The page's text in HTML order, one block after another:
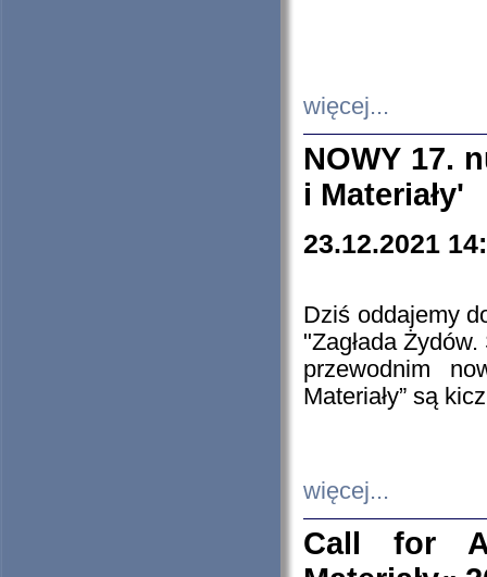
więcej...
NOWY 17.
i Materiały'
23.12.2021
Dziś oddajemy
"Zagłada
przewodnim
Materiały” są
więcej...
Call for